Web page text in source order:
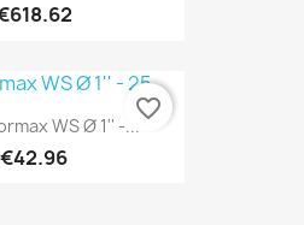
WS Ø 1'' -...
€42.96
favorite_border